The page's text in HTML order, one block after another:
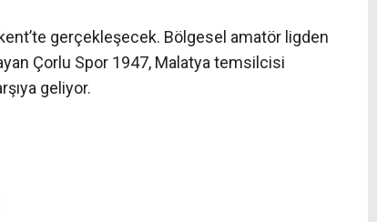
gerçekleşecek. Bölgesel amatör ligden
Çorlu Spor 1947, Malatya temsilcisi
geliyor.